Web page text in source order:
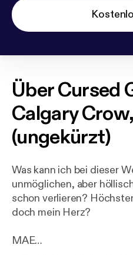
ÜberCursed
Calgary
(ungekürzt)
Was kann ich bei dieser
unmöglichen, aber
schon verlieren?
doch mein Herz?
MAE